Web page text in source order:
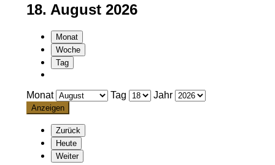
18. August 2026
Monat
Woche
Tag
Monat Tag Jahr
Zurück
Heute
Weiter